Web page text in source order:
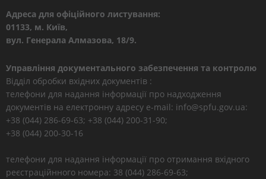
Адреса для офіційного листування:
01133, м. Київ,
вул. Генерала Алмазова, 18/9.
Управління документального забезпечення та контролю
Відділ обробки вхідних документів :
телефони для надання інформації про надходження
документів на електронну адресу e-mail: info@spfu.gov.ua:
+38 (044) 286-69-63; +38 (044) 200-31-90;
+38 (044) 200-30-16
телефони для надання інформації про отримання вхідного
реєстраційнного номера: 38 (044) 286-69-63;